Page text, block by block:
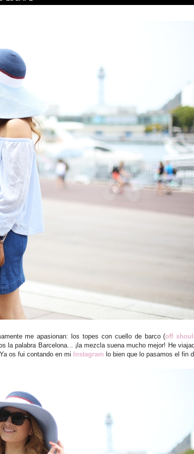
me apasionan: los topes con cuello de barco (off
la palabra Barcelona... ¡la mezcla suena mucho mejor! He
os fui contando en mi
Instagram lo bien que lo pasamos el fin